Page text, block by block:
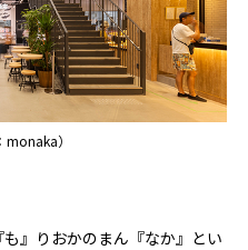
monaka）
』りおかのまん『なか』とい